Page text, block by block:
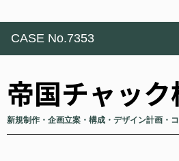
CASE No.7353
帝国チャッ
新規制作・企画立案・構成・デザイン計画・